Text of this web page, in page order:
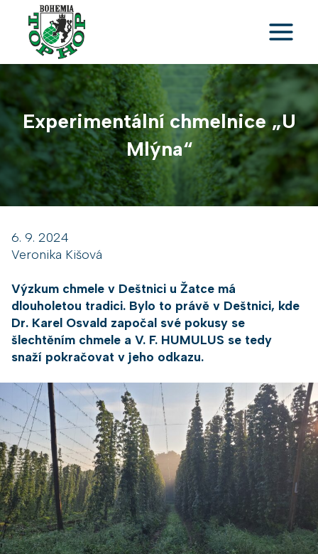
Přeskočit
obsah
Experimentální chmelnice „U
Mlýna“
6. 9. 2024
Veronika Kišová
Výzkum chmele v Deštnici u Žatce má
dlouholetou tradici. Bylo to právě v Deštnici, kde
Dr. Karel Osvald započal své pokusy se
šlechtěním chmele a V. F. HUMULUS se tedy
snaží pokračovat v jeho odkazu.